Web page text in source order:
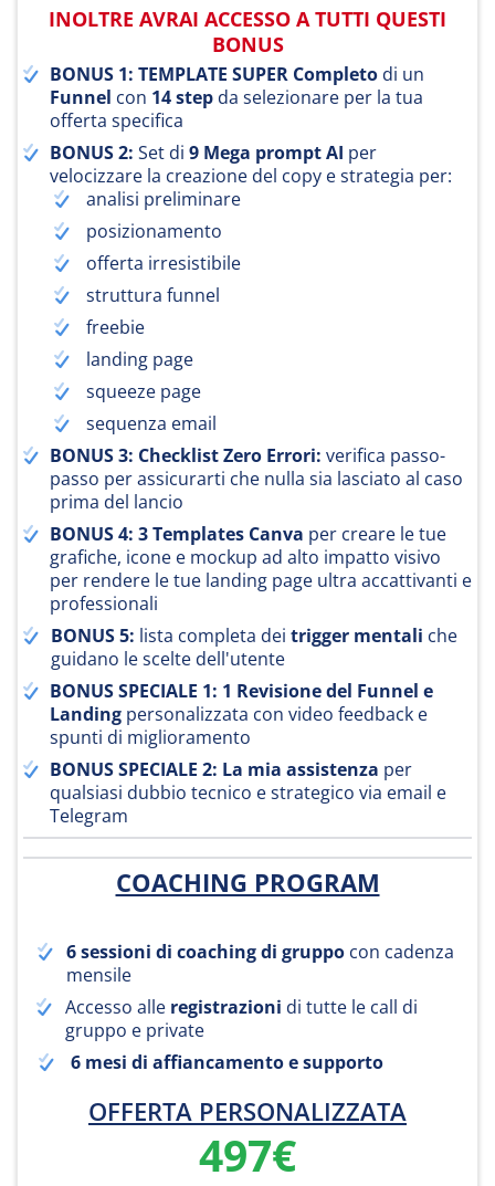
INOLTRE AVRAI ACCESSO A TUTTI QUESTI
BONUS
BONUS 1: TEMPLATE SUPER Completo di un
Funnel con 14 step da selezionare per la tua
offerta specifica
BONUS 2: Set di 9 Mega prompt AI per
velocizzare la creazione del copy e strategia per:
analisi preliminare
posizionamento
offerta irresistibile
struttura funnel
freebie
landing page
squeeze page
sequenza email
BONUS 3: Checklist Zero Errori: verifica passo-
passo per assicurarti che nulla sia lasciato al caso
prima del lancio
BONUS 4: 3 Templates Canva per creare le tue
grafiche, icone e mockup ad alto impatto visivo
per rendere le tue landing page ultra accattivanti e
professionali
BONUS 5: lista completa dei trigger mentali che
guidano le scelte dell'utente
BONUS SPECIALE 1: 1 Revisione del Funnel e
Landing personalizzata con video feedback e
spunti di miglioramento
BONUS SPECIALE 2: La mia assistenza per
qualsiasi dubbio tecnico e strategico via email e
Telegram
COACHING PROGRAM
6 sessioni di coaching di gruppo con cadenza
mensile
Accesso alle registrazioni di tutte le call di
gruppo e private
6 mesi di affiancamento e supporto
OFFERTA PERSONALIZZATA
497€